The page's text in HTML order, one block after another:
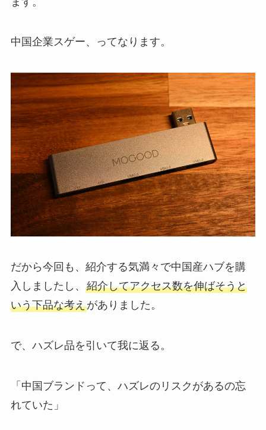
中国企業スゲー、ってなります。
だから今回も、紹介する気満々で中国産ハブを購
入しましたし、 紹介してアクセス数を伸ばそうと
いう下品な考えがありました。
で、ハズレ品を引いて我に返る。
「中国ブランドって、ハズレのリスクがあるの忘
れていた」